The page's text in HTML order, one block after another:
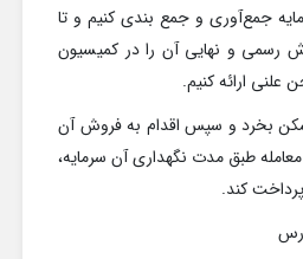
جمع‌آوری و جمع بندی کنیم و تا
رسمی و نهایی آن را در کمیسیون
ارائه کنیم.
بخرد و سپس اقدام به فروش آن
طبق مدت نگهداری آن سرمایه،
کند.